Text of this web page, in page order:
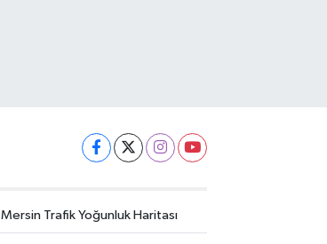
Mersin Trafik Yoğunluk Haritası